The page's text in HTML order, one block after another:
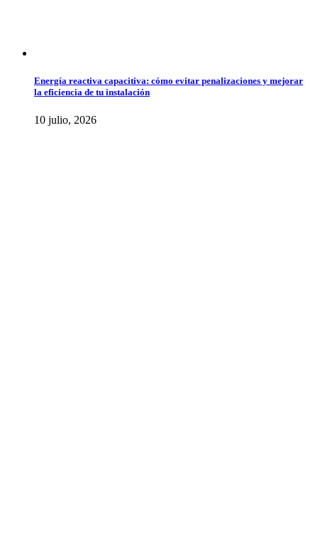
Energía reactiva capacitiva: cómo evitar penalizaciones y mejorar
la eficiencia de tu instalación
10 julio, 2026